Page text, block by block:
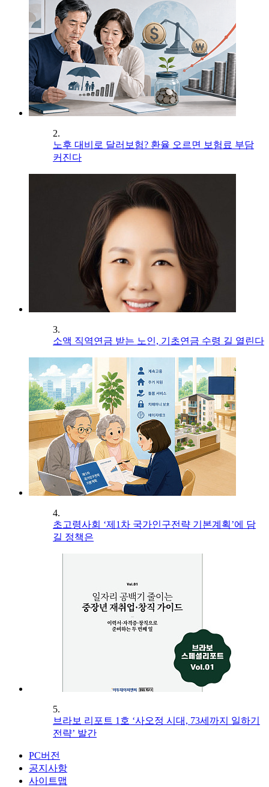
2.
노후 대비로 달러보험? 환율 오르면 보험료 부담
커진다
3.
소액 직역연금 받는 노인, 기초연금 수령 길 열린다
4.
초고령사회 ‘제1차 국가인구전략 기본계획’에 담
길 정책은
5.
브라보 리포트 1호 ‘사오정 시대, 73세까지 일하기
전략’ 발간
PC버전
공지사항
사이트맵